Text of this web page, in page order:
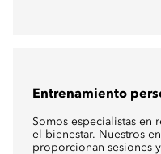
Entrenamiento
Somos especialistas en
el bienestar. Nuestros
proporcionan sesiones